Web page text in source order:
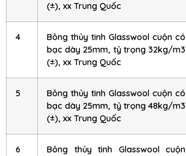
(±), xx Trung Quốc
4
Bông thủy tinh Glasswool cuộn có
bạc dày 25mm, tỷ trọng 32kg/m3
(±), xx Trung Quốc
5
Bông thủy tinh Glasswool cuộn có
bạc dày 25mm, tỷ trọng 48kg/m3
(±), xx Trung Quốc
6
Bông thủy tinh Glasswool cuộn